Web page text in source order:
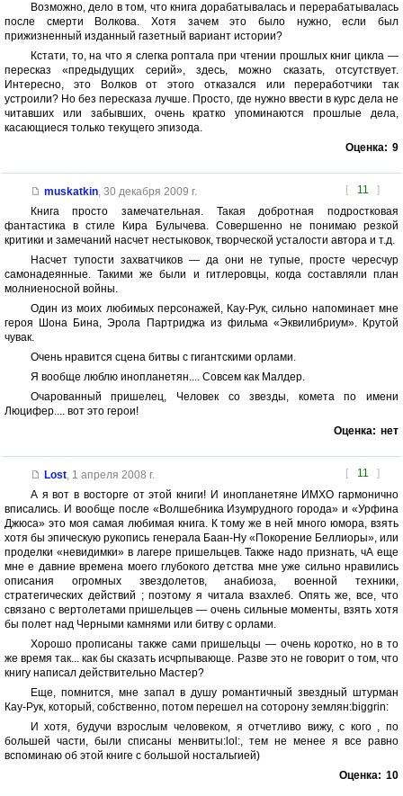
Возможно, дело в том, что книга дорабатывалась и перерабатывалась
после смерти Волкова. Хотя зачем это было нужно, если был
прижизненный изданный газетный вариант истории?
Кстати, то, на что я слегка роптала при чтении прошлых книг цикла —
пересказ «предыдущих серий», здесь, можно сказать, отсутствует.
Интересно, это Волков от этого отказался или переработчики так
устроили? Но без пересказа лучше. Просто, где нужно ввести в курс дела не
читавших или забывших, очень кратко упоминаются прошлые дела,
касающиеся только текущего эпизода.
Оценка: 9
[ 11 ]
muskatkin, 30 декабря 2009 г.
Книга просто замечательная. Такая добротная подростковая
фантастика в стиле Кира Булычева. Совершенно не понимаю резкой
критики и замечаний насчет нестыковок, творческой усталости автора и т.д.
Насчет тупости захватчиков — да они не тупые, просте чересчур
самонадеянные. Такими же были и гитлеровцы, когда составляли план
молниеносной войны.
Один из моих любимых персонажей, Кау-Рук, сильно напоминает мне
героя Шона Бина, Эрола Партриджа из фильма «Эквилибриум». Крутой
чувак.
Очень нравится сцена битвы с гигантскими орлами.
Я вообще люблю инопланетян.... Совсем как Малдер.
Очарованный пришелец, Человек со звезды, комета по имени
Люцифер.... вот это герои!
Оценка: нет
[ 11 ]
Lost, 1 апреля 2008 г.
А я вот в восторге от этой книги! И инопланетяне ИМХО гармонично
вписались. И вообще после «Волшебника Изумрудного города» и «Урфина
Джюса» это моя самая любимая книга. К тому же в ней много юмора, взять
хотя бы эпическую рукопись генерала Баан-Ну «Покорение Беллиоры», или
проделки «невидимки» в лагере пришельцев. Также надо признать, чА еще
мне е давние времена моего глубокого детства мне уже сильно нравились
описания огромных звездолетов, анабиоза, военной техники,
стратегических действий ; поэтому я читала взахлеб. Опять же, все, что
связано с вертолетами пришельцев — очень сильные моменты, взять хотя
бы полет над Черными камнями или битву с орлами.
Хорошо прописаны также сами пришельцы — очень коротко, но в то
же время так... как бы сказать исчрпывающе. Разве это не говорит о том, что
книгу написал действительно Мастер?
Еще, помнится, мне запал в душу романтичный звездный штурман
Кау-Рук, который, собственно, потом перешел на соторону землян:biggrin:
И хотя, будучи взрослым человеком, я отчетливо вижу, с кого , по
большей части, были списаны менвиты:lol:, тем не менее я все равно
вспоминаю об этой книге с большой ностальгией)
Оценка: 10